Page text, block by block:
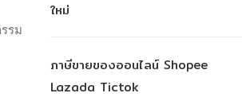
รม
ใหม่
ภาษีขายของออนไลน์ Shopee
Lazada Tictok